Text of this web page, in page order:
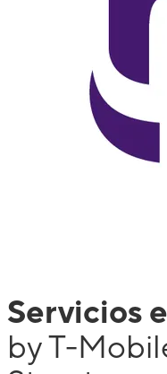
Servicios
by T-